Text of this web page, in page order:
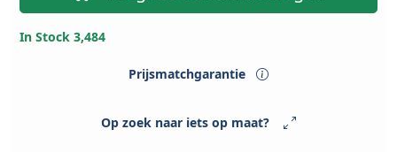
In Stock 3,484
Prijsmatchgarantie
Op zoek naar iets op maat?